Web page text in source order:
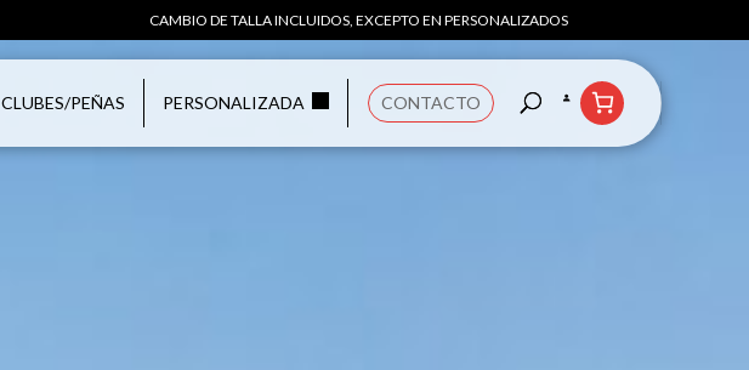
CAMBIO DE TALLA INCLUIDOS, EXCEPTO EN PERSONALIZADOS
CLUBES/PEÑAS PERSONALIZADA CONTACTO